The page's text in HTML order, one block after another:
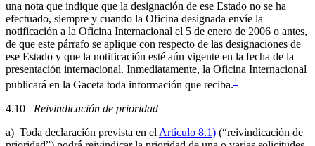
una nota que indique que la designación de ese Estado no se ha
efectuado, siempre y cuando la Oficina designada envíe la
notificación a la Oficina Internacional el 5 de enero de 2006 o antes,
de que este párrafo se aplique con respecto de las designaciones de
ese Estado y que la notificación esté aún vigente en la fecha de la
presentación internacional. Inmediatamente, la Oficina Internacional
publicará en la Gaceta toda información que reciba.1
4.10 Reivindicación de prioridad
a) Toda declaración prevista en el Artículo 8.1) (“reivindicación de